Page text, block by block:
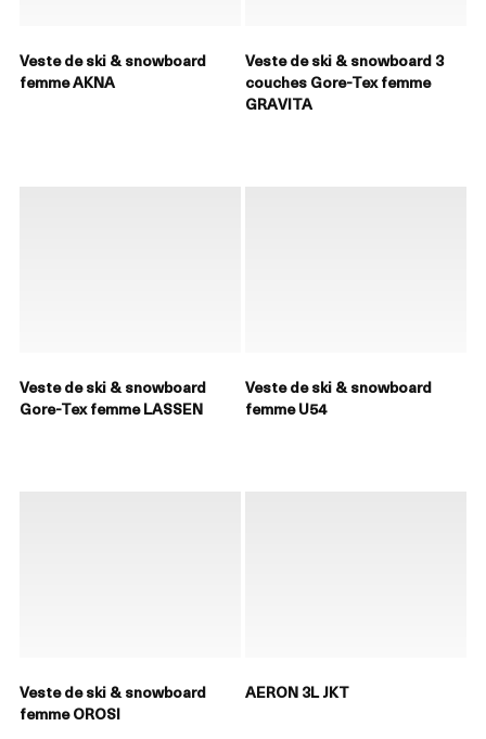
Veste de ski & snowboard
femme AKNA
Veste de ski & snowboard 3
couches Gore-Tex femme
GRAVITA
Veste de ski & snowboard
Gore-Tex femme LASSEN
Veste de ski & snowboard
femme U54
Veste de ski & snowboard
femme OROSI
AERON 3L JKT